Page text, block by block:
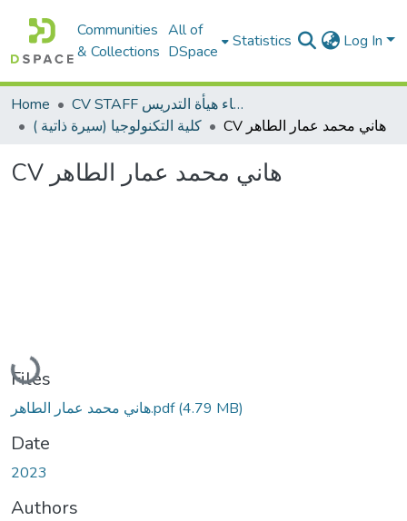
Communities
& Collections
All of
DSpace
Statistics Log In
Home
CV STAFF السيره الذاتية لأعضاء هيأة التدريس
كلية التكنولوجيا (سيرة ذاتية )
CV هاني محمد عمار الطاهر
CV هاني محمد عمار الطاهر
Loading...
Files
هاني محمد عمار الطاهر.pdf(4.79 MB)
Date
2023
Authors